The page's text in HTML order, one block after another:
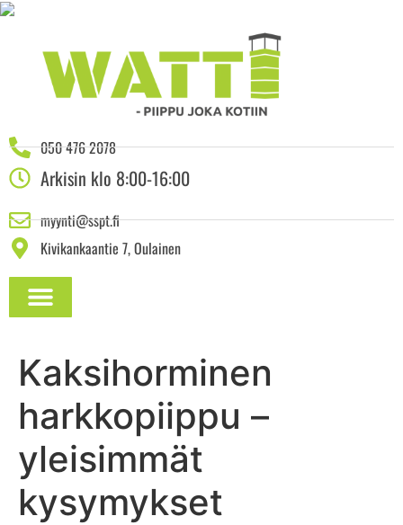
050 476 2078
Arkisin klo 8:00-16:00
myynti@sspt.fi
Kivikankaantie 7, Oulainen
Kaksihorminen
harkkopiippu –
yleisimmät
kysymykset